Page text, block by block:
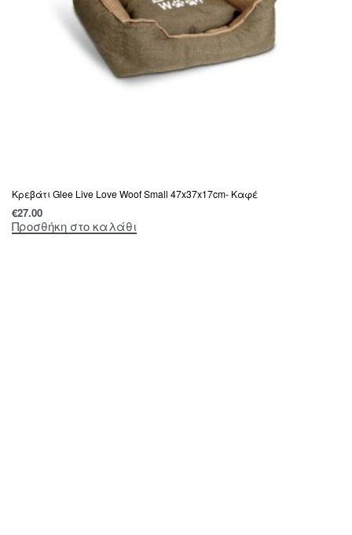
Κρεβάτι Glee Live Love Woof Small 47x37x17cm- Καφέ
€27.00
Προσθήκη στο καλάθι